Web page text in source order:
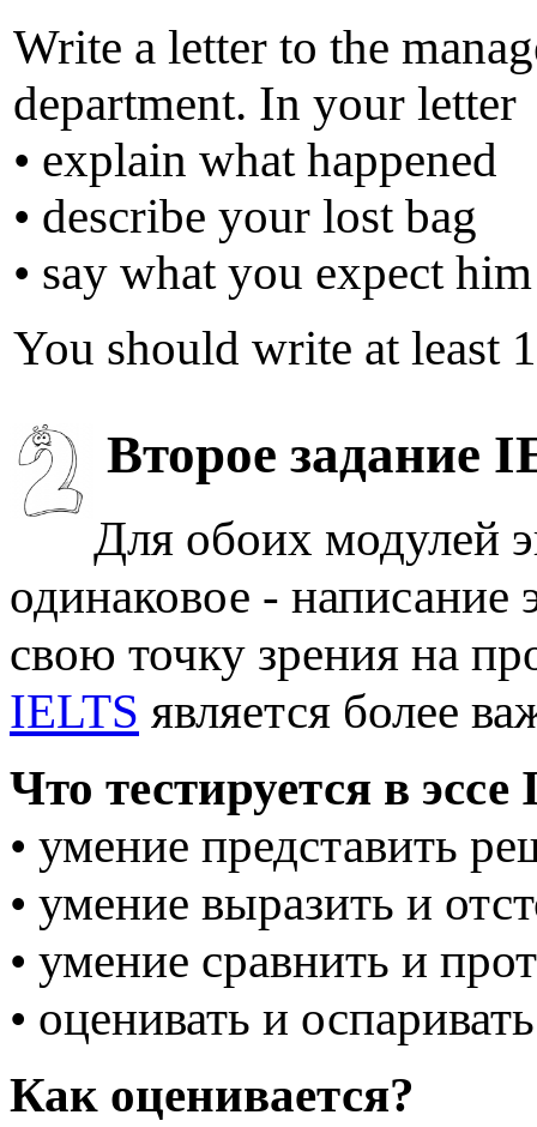
Write a letter to the
department. In your letter
• explain what happened
• describe your lost bag
• say what you expect
You should write at least
Второе задание
Для обоих модулей
одинаковое - написание
свою точку зрения на
IELTS является более
Что тестируется в эссе
• умение представить
• умение выразить и
• умение сравнить и
• оценивать и
Как оценивается?